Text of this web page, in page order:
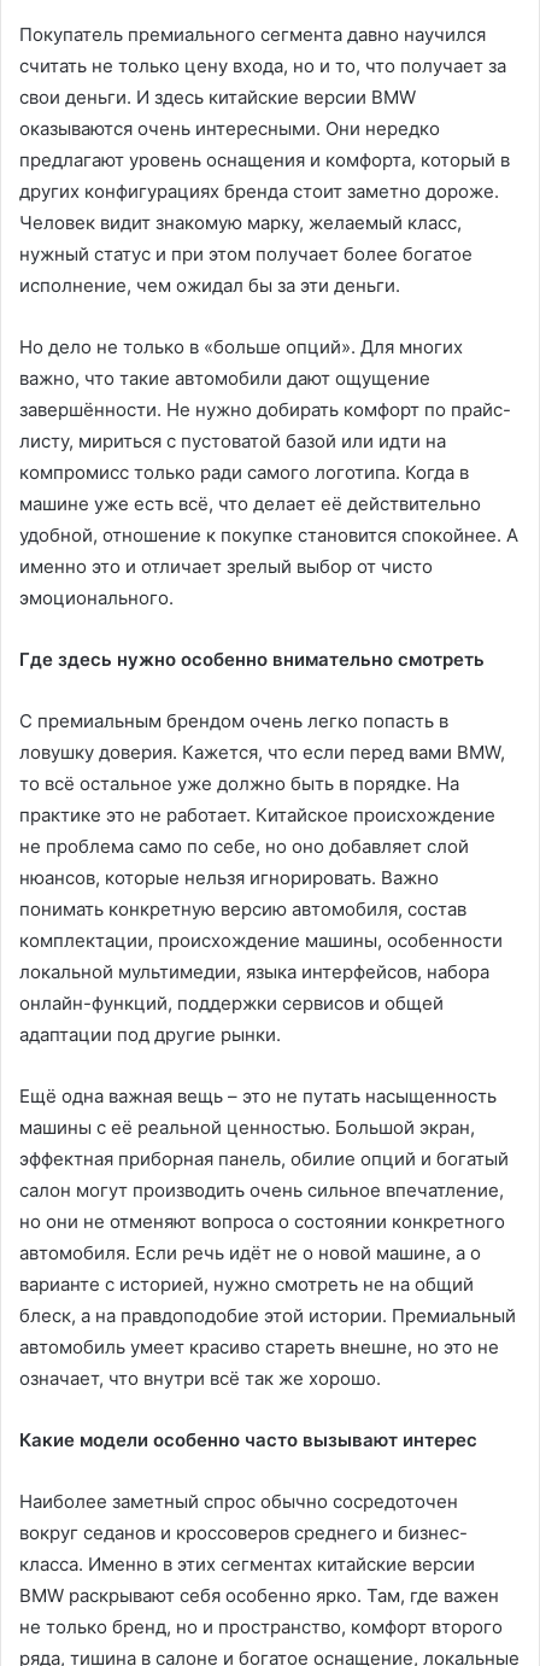
Покупатель премиального сегмента давно научился
считать не только цену входа, но и то, что получает за
свои деньги. И здесь китайские версии BMW
оказываются очень интересными. Они нередко
предлагают уровень оснащения и комфорта, который в
других конфигурациях бренда стоит заметно дороже.
Человек видит знакомую марку, желаемый класс,
нужный статус и при этом получает более богатое
исполнение, чем ожидал бы за эти деньги.
Но дело не только в «больше опций». Для многих
важно, что такие автомобили дают ощущение
завершённости. Не нужно добирать комфорт по прайс-
листу, мириться с пустоватой базой или идти на
компромисс только ради самого логотипа. Когда в
машине уже есть всё, что делает её действительно
удобной, отношение к покупке становится спокойнее. А
именно это и отличает зрелый выбор от чисто
эмоционального.
Где здесь нужно особенно внимательно смотреть
С премиальным брендом очень легко попасть в
ловушку доверия. Кажется, что если перед вами BMW,
то всё остальное уже должно быть в порядке. На
практике это не работает. Китайское происхождение
не проблема само по себе, но оно добавляет слой
нюансов, которые нельзя игнорировать. Важно
понимать конкретную версию автомобиля, состав
комплектации, происхождение машины, особенности
локальной мультимедии, языка интерфейсов, набора
онлайн-функций, поддержки сервисов и общей
адаптации под другие рынки.
Ещё одна важная вещь – это не путать насыщенность
машины с её реальной ценностью. Большой экран,
эффектная приборная панель, обилие опций и богатый
салон могут производить очень сильное впечатление,
но они не отменяют вопроса о состоянии конкретного
автомобиля. Если речь идёт не о новой машине, а о
варианте с историей, нужно смотреть не на общий
блеск, а на правдоподобие этой истории. Премиальный
автомобиль умеет красиво стареть внешне, но это не
означает, что внутри всё так же хорошо.
Какие модели особенно часто вызывают интерес
Наиболее заметный спрос обычно сосредоточен
вокруг седанов и кроссоверов среднего и бизнес-
класса. Именно в этих сегментах китайские версии
BMW раскрывают себя особенно ярко. Там, где важен
не только бренд, но и пространство, комфорт второго
ряда, тишина в салоне и богатое оснащение, локальные